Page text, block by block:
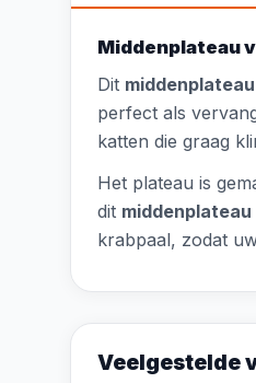
Middenplateau
Dit middenplateau
perfect als
katten die graag
Het plateau is
dit middenplateau
krabpaal, zodat
Veelgestelde